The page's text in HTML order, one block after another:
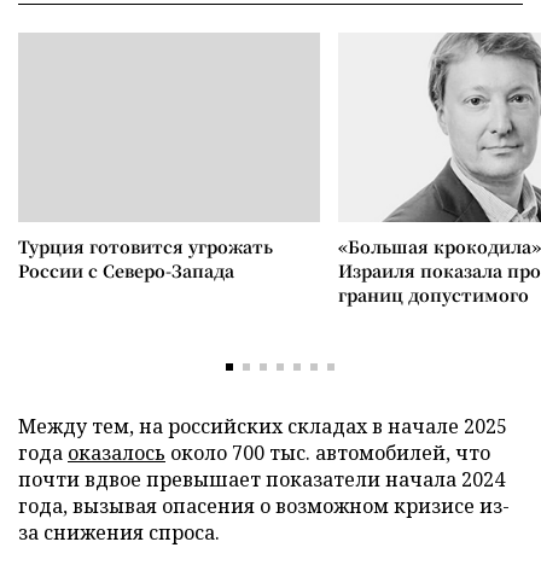
Турция готовится угрожать
России с Северо-Запада
«Большая
Израиля показала
границ допустимого
Между тем, на российских складах в начале 2025
года оказалось около 700 тыс. автомобилей, что
почти вдвое превышает показатели начала 2024
года, вызывая опасения о возможном кризисе из-
за снижения спроса.